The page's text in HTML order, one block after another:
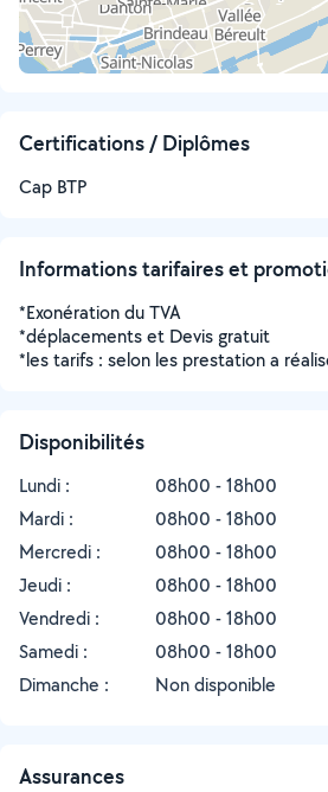
Certifications / Diplômes
Cap BTP
Informations tarifaires et
*Exonération du TVA
*déplacements et Devis gratuit
*les tarifs : selon les prestation a
Disponibilités
Lundi :
08h00 - 18h00
Mardi :
08h00 - 18h00
Mercredi :
08h00 - 18h00
Jeudi :
08h00 - 18h00
Vendredi :
08h00 - 18h00
Samedi :
08h00 - 18h00
Dimanche :
Non disponible
Assurances